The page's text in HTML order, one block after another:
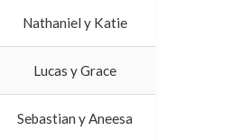
Nathaniel y Katie
Lucas y Grace
Sebastian y Aneesa